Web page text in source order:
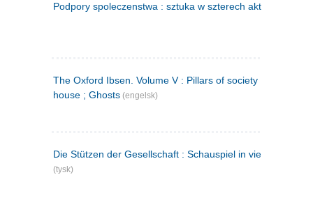
Podpory spoleczenstwa : sztuka w szterech aktach
The Oxford Ibsen. Volume V : Pillars of society ; A doll's
house ; Ghosts (engelsk)
Die Stützen der Gesellschaft : Schauspiel in vier Aufzügen
(tysk)